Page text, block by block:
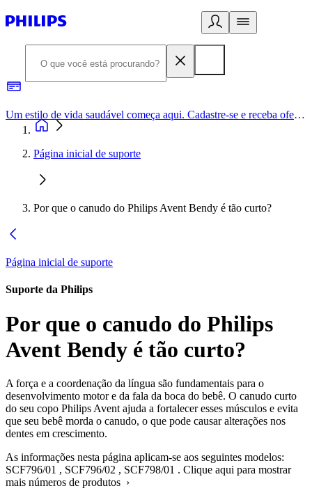
Um estilo de vida saudável começa aqui. Cadastre-se e receba ofertas exclusivas.
Página inicial de suporte
Por que o canudo do Philips Avent Bendy é tão curto?
Página inicial de suporte
Suporte da Philips
Por que o canudo do Philips
Avent Bendy é tão curto?
A força e a coordenação da língua são fundamentais para o
desenvolvimento motor e da fala da boca do bebê. O canudo curto
do seu copo Philips Avent ajuda a fortalecer esses músculos e evita
que seu bebê morda o canudo, o que pode causar alterações nos
dentes em crescimento.
As informações nesta página aplicam-se aos seguintes modelos:
SCF796/01 , SCF796/02 , SCF798/01 . Clique aqui para mostrar
mais números de produtos ›